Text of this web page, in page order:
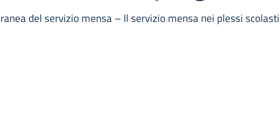
del servizio mensa – Il servizio mensa nei plessi